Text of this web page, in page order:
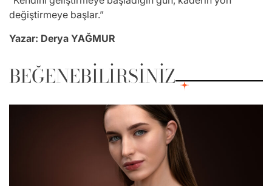
değiştirmeye başlar.”
Yazar: Derya YAĞMUR
BEĞENEBILIRSINIZ